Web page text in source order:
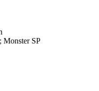
Monster SP